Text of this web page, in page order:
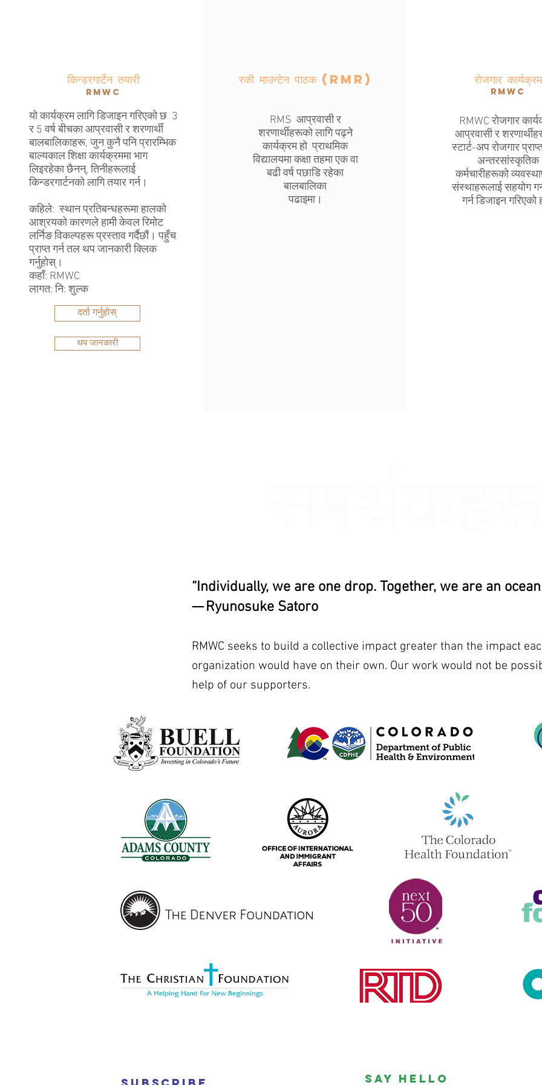
किन्डरगार्टेन तयारी
RMWC
यो कार्यक्रम लागि डिजाइन गरिएको छ 3
र 5 वर्ष बीचका आप्रवासी र शरणार्थी
बालबालिकाहरू, जुन कुनै पनि प्रारम्भिक
बाल्यकाल शिक्षा कार्यक्रममा भाग
लिइरहेका छैनन्, तिनीहरूलाई
किन्डरगार्टनको लागि तयार गर्न।
कहिले: स्थान प्रतिबन्धहरूमा हालको
आश्रयको कारणले हामी केवल रिमोट
लर्निङ विकल्पहरू प्रस्ताव गर्दैछौं। पहुँच
प्राप्त गर्न तल थप जानकारी क्लिक
गर्नुहोस्।
कहाँ: RMWC
लागत: नि: शुल्क
दर्ता गर्नुहोस्
थप जानकारी
रकी माउन्टेन पाठक (RMr)
RMS आप्रवासी र
शरणार्थीहरूको लागि पढ्ने
कार्यक्रम हो प्राथमिक
विद्यालयमा कक्षा तहमा एक वा
बढी वर्ष पछाडि रहेका
बालबालिका
पढाइमा।
रोजगार कार्यक्रम
rmwc
RMWC रोजगार
आप्रवासी र
स्टार्ट-अप रोजगार
अन्तरसांस्कृतिक
कर्मचारीहरूको
संस्थाहरूलाई सहयोग
गर्न डिजाइन गरिएको
“Individually, we are one drop. Together, we are an
— Ryunosuke Satoro
RMWC seeks to build a collective impact greater than the impact
organization would have on their own. Our work would not be
help of our supporters.
SAY HELLO